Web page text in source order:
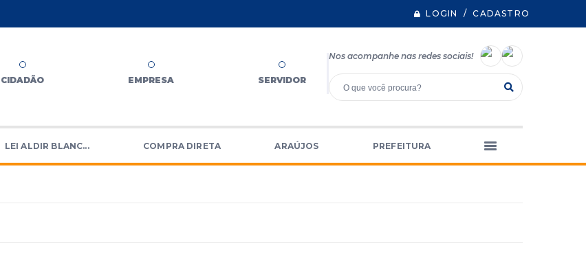
LOGIN / CADASTRO
CIDADÃO EMPRESA SERVIDOR
Nos acompanhe nas redes sociais!
LEI ALDIR BLANC... COMPRA DIRETA ARAÚJOS PREFEITURA